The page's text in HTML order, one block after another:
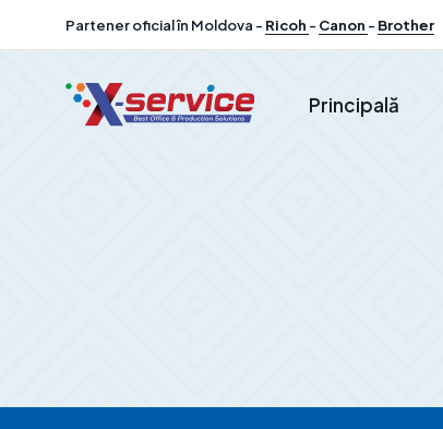
Partener oficial în Moldova - Ricoh - Canon - Brother
Principală